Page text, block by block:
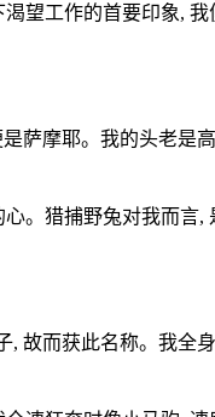
望工作的首要印象,
萨摩耶。我的头老是
。猎捕野兔对我而言,
故而获此名称。我全